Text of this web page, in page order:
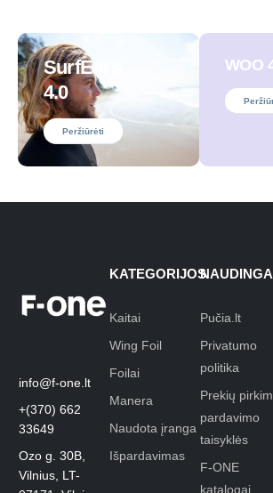
SurfEars
4.0
Peržiūrėti
WOO
info@f-one.lt
+(370) 662
33649
Ozo g. 30B,
Vilnius, LT-
KATEGORIJOS
Kaitai
Wing Foil
Foilai
Manera
Naudota įranga
Išpardavimas
NAUDINGA
Pučia.lt
Privatumo
politika
Prekių
pardavimo
taisyklės
F-ONE
katalogai